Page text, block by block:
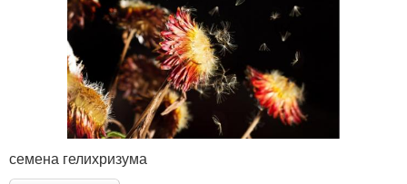
семена гелихризума